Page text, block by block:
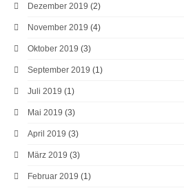
Dezember 2019 (2)
November 2019 (4)
Oktober 2019 (3)
September 2019 (1)
Juli 2019 (1)
Mai 2019 (3)
April 2019 (3)
März 2019 (3)
Februar 2019 (1)